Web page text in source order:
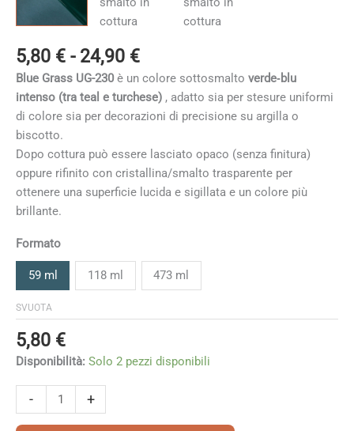
5,80 € - 24,90 €Fascia
di
prezzo:
da
a
24,90 €
Blue Grass UG-230 è un colore sottosmalto verde‑blu
intenso (tra teal e turchese) , adatto sia per stesure uniformi
di colore sia per decorazioni di precisione su argilla o
biscotto.
Dopo cottura può essere lasciato opaco (senza finitura)
oppure rifinito con cristallina/smalto trasparente per
ottenere una superficie lucida e sigillata e un colore più
brillante.
Formato
59 ml 118 ml 473 ml
SVUOTA
5,80 €
Disponibilità: Solo 2 pezzi disponibili
-
Grass
+